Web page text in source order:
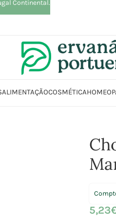
ALIMENTAÇÃOCOSMÉTICA
5,23
Continental.